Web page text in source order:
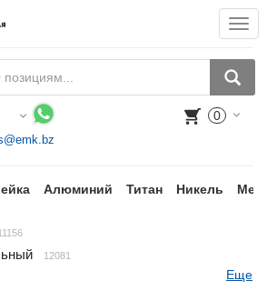
0
Алюминий Титан Никель
12081
Еще